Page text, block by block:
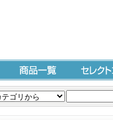
商品一覧 セレクト